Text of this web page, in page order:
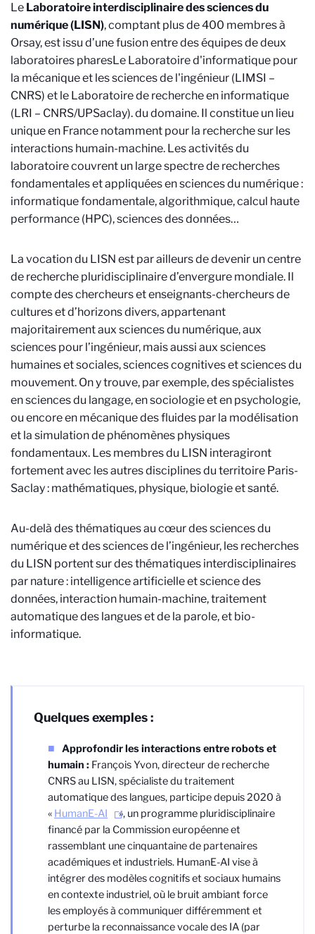
Le Laboratoire interdisciplinaire des sciences du
numérique(LISN), comptant plus de 400 membres à
Orsay, est issu d’une fusion entre des équipes de deux
laboratoires pharesLe Laboratoire d'informatique pour
la mécanique et les sciences de l'ingénieur (LIMSI –
CNRS) et le Laboratoire de recherche en informatique
(LRI – CNRS/UPSaclay).du domaine. Il constitue un lieu
unique en France notamment pour la recherche sur les
interactions humain-machine. Les activités du
laboratoire couvrent un large spectre de recherches
fondamentales et appliquées en sciences du numérique :
informatique fondamentale, algorithmique, calcul haute
performance (HPC), sciences des données…
La vocation du LISN est par ailleurs de devenir un centre
de recherche pluridisciplinaire d’envergure mondiale. Il
compte des chercheurs et enseignants-chercheurs de
cultures et d’horizons divers, appartenant
majoritairement aux sciences du numérique, aux
sciences pour l’ingénieur, mais aussi aux sciences
humaines et sociales, sciences cognitives et sciences du
mouvement. On y trouve, par exemple, des spécialistes
en sciences du langage, en sociologie et en psychologie,
ou encore en mécanique des fluides par la modélisation
et la simulation de phénomènes physiques
fondamentaux. Les membres du LISN interagiront
fortement avec les autres disciplines du territoire Paris-
Saclay : mathématiques, physique, biologie et santé.
Au-delà des thématiques au cœur des sciences du
numérique et des sciences de l’ingénieur, les recherches
du LISN portent sur des thématiques interdisciplinaires
par nature : intelligence artificielle et science des
données, interaction humain-machine, traitement
automatique des langues et de la parole, et bio-
informatique.
Quelques exemples :
Approfondir les interactions entre robots et
humain : François Yvon, directeur de recherche
CNRS au LISN, spécialiste du traitement
automatique des langues, participe depuis 2020 à
« HumanE-AI
», un programme pluridisciplinaire
financé par la Commission européenne et
rassemblant une cinquantaine de partenaires
académiques et industriels. HumanE-AI vise à
intégrer des modèles cognitifs et sociaux humains
en contexte industriel, où le bruit ambiant force
les employés à communiquer différemment et
perturbe la reconnaissance vocale des IA (par